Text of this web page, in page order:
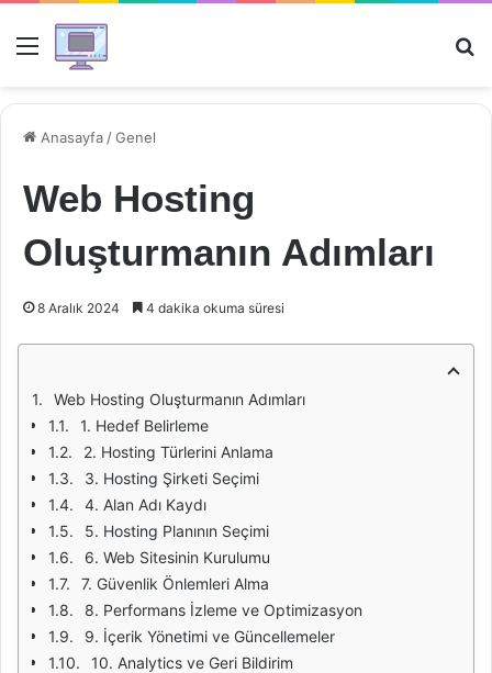
Menü
Anasayfa /Genel
Web Hosting
Oluşturmanın Adımları
8 Aralık 2024 4 dakika okuma süresi
Web Hosting Oluşturmanın Adımları
1. Hedef Belirleme
2. Hosting Türlerini Anlama
3. Hosting Şirketi Seçimi
4. Alan Adı Kaydı
5. Hosting Planının Seçimi
6. Web Sitesinin Kurulumu
7. Güvenlik Önlemleri Alma
8. Performans İzleme ve Optimizasyon
9. İçerik Yönetimi ve Güncellemeler
10. Analytics ve Geri Bildirim